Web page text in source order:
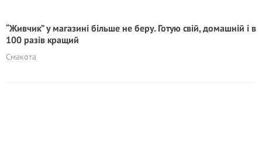
“Живчик” у магазині більше не беру. Готую свій, домашній і в
100 разів кращий
Смакота